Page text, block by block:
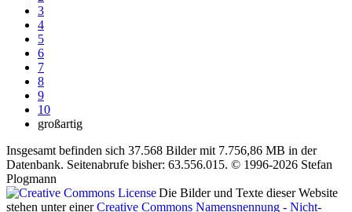
3
4
5
6
7
8
9
10
großartig
Insgesamt befinden sich 37.568 Bilder mit 7.756,86 MB in der
Datenbank. Seitenabrufe bisher: 63.556.015. © 1996-2026 Stefan
Plogmann
Die Bilder und Texte dieser Website
stehen unter einerCreative Commons Namensnennung - Nicht-